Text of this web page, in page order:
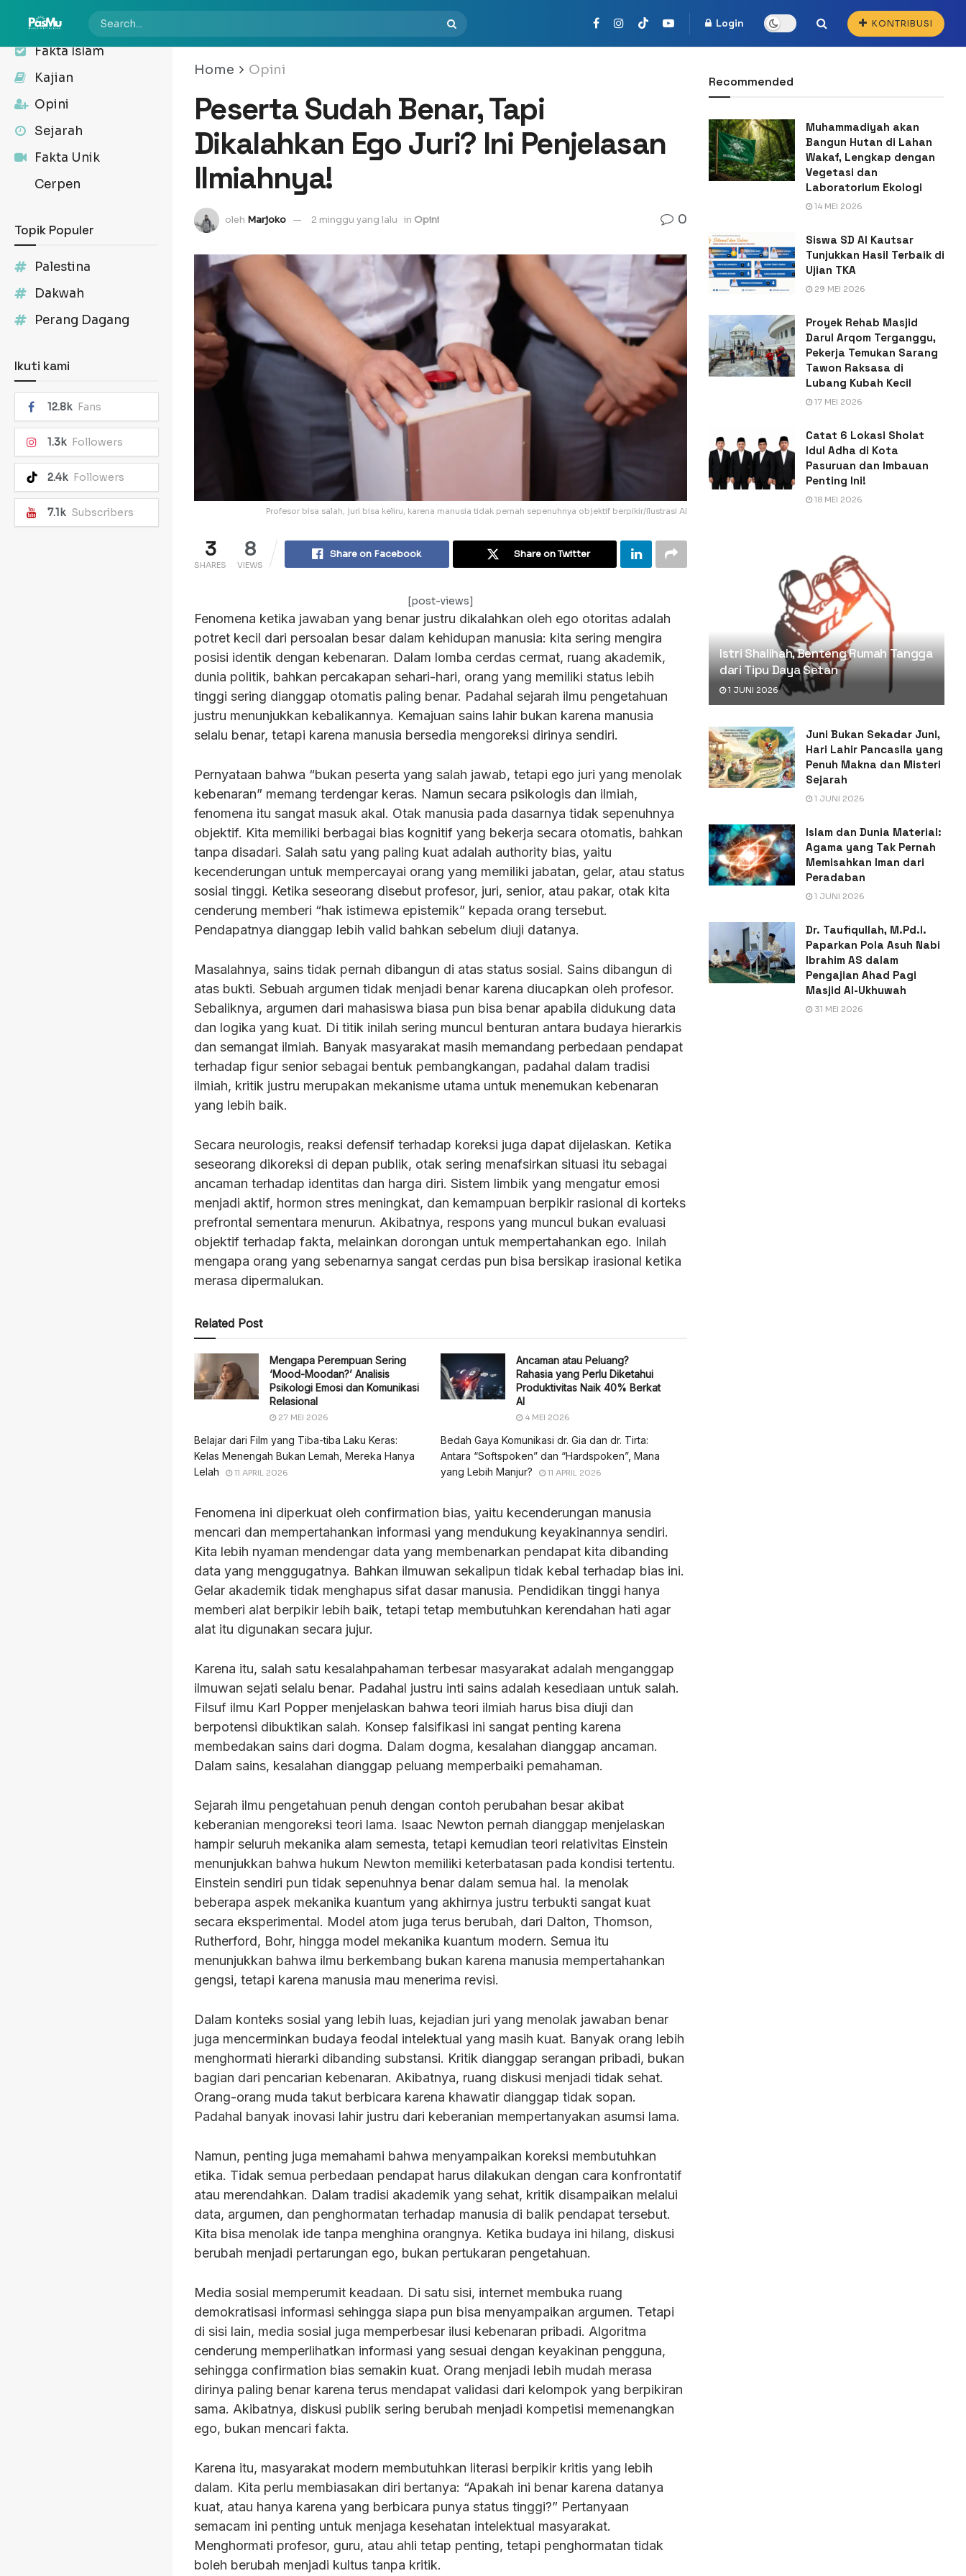
Kabar
Fakta Islam
Kajian
Opini
Sejarah
Fakta Unik
Cerpen
Topik Populer
Palestina
Dakwah
Perang Dagang
Ikuti kami
12.8k Fans
1.3k Followers
2.4k Followers
7.1k Subscribers
Login KONTRIBUSI
Home Opini
Peserta Sudah Benar, Tapi
Dikalahkan Ego Juri? Ini Penjelasan
Ilmiahnya!
oleh Marjoko 2 minggu yang lalu in Opini 0
Profesor bisa salah, juri bisa keliru, karena manusia tidak pernah sepenuhnya objektif berpikir/Ilustrasi AI
3
SHARES
8
VIEWS
Share on Facebook Share on Twitter
[post-views]
Fenomena ketika jawaban yang benar justru dikalahkan oleh ego otoritas adalah
potret kecil dari persoalan besar dalam kehidupan manusia: kita sering mengira
posisi identik dengan kebenaran. Dalam lomba cerdas cermat, ruang akademik,
dunia politik, bahkan percakapan sehari-hari, orang yang memiliki status lebih
tinggi sering dianggap otomatis paling benar. Padahal sejarah ilmu pengetahuan
justru menunjukkan kebalikannya. Kemajuan sains lahir bukan karena manusia
selalu benar, tetapi karena manusia bersedia mengoreksi dirinya sendiri.
Pernyataan bahwa “bukan peserta yang salah jawab, tetapi ego juri yang menolak
kebenaran” memang terdengar keras. Namun secara psikologis dan ilmiah,
fenomena itu sangat masuk akal. Otak manusia pada dasarnya tidak sepenuhnya
objektif. Kita memiliki berbagai bias kognitif yang bekerja secara otomatis, bahkan
tanpa disadari. Salah satu yang paling kuat adalah authority bias, yaitu
kecenderungan untuk mempercayai orang yang memiliki jabatan, gelar, atau status
sosial tinggi. Ketika seseorang disebut profesor, juri, senior, atau pakar, otak kita
cenderung memberi “hak istimewa epistemik” kepada orang tersebut.
Pendapatnya dianggap lebih valid bahkan sebelum diuji datanya.
Masalahnya, sains tidak pernah dibangun di atas status sosial. Sains dibangun di
atas bukti. Sebuah argumen tidak menjadi benar karena diucapkan oleh profesor.
Sebaliknya, argumen dari mahasiswa biasa pun bisa benar apabila didukung data
dan logika yang kuat. Di titik inilah sering muncul benturan antara budaya hierarkis
dan semangat ilmiah. Banyak masyarakat masih memandang perbedaan pendapat
terhadap figur senior sebagai bentuk pembangkangan, padahal dalam tradisi
ilmiah, kritik justru merupakan mekanisme utama untuk menemukan kebenaran
yang lebih baik.
Secara neurologis, reaksi defensif terhadap koreksi juga dapat dijelaskan. Ketika
seseorang dikoreksi di depan publik, otak sering menafsirkan situasi itu sebagai
ancaman terhadap identitas dan harga diri. Sistem limbik yang mengatur emosi
menjadi aktif, hormon stres meningkat, dan kemampuan berpikir rasional di korteks
prefrontal sementara menurun. Akibatnya, respons yang muncul bukan evaluasi
objektif terhadap fakta, melainkan dorongan untuk mempertahankan ego. Inilah
mengapa orang yang sebenarnya sangat cerdas pun bisa bersikap irasional ketika
merasa dipermalukan.
Related Post
Mengapa Perempuan Sering
‘Mood-Moodan?’ Analisis
Psikologi Emosi dan Komunikasi
Relasional
27 MEI 2026
Ancaman atau Peluang?
Rahasia yang Perlu Diketahui
Produktivitas Naik 40% Berkat
AI
4 MEI 2026
Belajar dari Film yang Tiba-tiba Laku Keras:
Kelas Menengah Bukan Lemah, Mereka Hanya
Lelah
11 APRIL 2026
Bedah Gaya Komunikasi dr. Gia dan dr. Tirta:
Antara “Softspoken” dan “Hardspoken”, Mana
yang Lebih Manjur?
11 APRIL 2026
Fenomena ini diperkuat oleh confirmation bias, yaitu kecenderungan manusia
mencari dan mempertahankan informasi yang mendukung keyakinannya sendiri.
Kita lebih nyaman mendengar data yang membenarkan pendapat kita dibanding
data yang menggugatnya. Bahkan ilmuwan sekalipun tidak kebal terhadap bias ini.
Gelar akademik tidak menghapus sifat dasar manusia. Pendidikan tinggi hanya
memberi alat berpikir lebih baik, tetapi tetap membutuhkan kerendahan hati agar
alat itu digunakan secara jujur.
Karena itu, salah satu kesalahpahaman terbesar masyarakat adalah menganggap
ilmuwan sejati selalu benar. Padahal justru inti sains adalah kesediaan untuk salah.
Filsuf ilmu Karl Popper menjelaskan bahwa teori ilmiah harus bisa diuji dan
berpotensi dibuktikan salah. Konsep falsifikasi ini sangat penting karena
membedakan sains dari dogma. Dalam dogma, kesalahan dianggap ancaman.
Dalam sains, kesalahan dianggap peluang memperbaiki pemahaman.
Sejarah ilmu pengetahuan penuh dengan contoh perubahan besar akibat
keberanian mengoreksi teori lama. Isaac Newton pernah dianggap menjelaskan
hampir seluruh mekanika alam semesta, tetapi kemudian teori relativitas Einstein
menunjukkan bahwa hukum Newton memiliki keterbatasan pada kondisi tertentu.
Einstein sendiri pun tidak sepenuhnya benar dalam semua hal. Ia menolak
beberapa aspek mekanika kuantum yang akhirnya justru terbukti sangat kuat
secara eksperimental. Model atom juga terus berubah, dari Dalton, Thomson,
Rutherford, Bohr, hingga model mekanika kuantum modern. Semua itu
menunjukkan bahwa ilmu berkembang bukan karena manusia mempertahankan
gengsi, tetapi karena manusia mau menerima revisi.
Dalam konteks sosial yang lebih luas, kejadian juri yang menolak jawaban benar
juga mencerminkan budaya feodal intelektual yang masih kuat. Banyak orang lebih
menghormati hierarki dibanding substansi. Kritik dianggap serangan pribadi, bukan
bagian dari pencarian kebenaran. Akibatnya, ruang diskusi menjadi tidak sehat.
Orang-orang muda takut berbicara karena khawatir dianggap tidak sopan.
Padahal banyak inovasi lahir justru dari keberanian mempertanyakan asumsi lama.
Namun, penting juga memahami bahwa menyampaikan koreksi membutuhkan
etika. Tidak semua perbedaan pendapat harus dilakukan dengan cara konfrontatif
atau merendahkan. Dalam tradisi akademik yang sehat, kritik disampaikan melalui
data, argumen, dan penghormatan terhadap manusia di balik pendapat tersebut.
Kita bisa menolak ide tanpa menghina orangnya. Ketika budaya ini hilang, diskusi
berubah menjadi pertarungan ego, bukan pertukaran pengetahuan.
Media sosial memperumit keadaan. Di satu sisi, internet membuka ruang
demokratisasi informasi sehingga siapa pun bisa menyampaikan argumen. Tetapi
di sisi lain, media sosial juga memperbesar ilusi kebenaran pribadi. Algoritma
cenderung memperlihatkan informasi yang sesuai dengan keyakinan pengguna,
sehingga confirmation bias semakin kuat. Orang menjadi lebih mudah merasa
dirinya paling benar karena terus mendapat validasi dari kelompok yang berpikiran
sama. Akibatnya, diskusi publik sering berubah menjadi kompetisi memenangkan
ego, bukan mencari fakta.
Karena itu, masyarakat modern membutuhkan literasi berpikir kritis yang lebih
dalam. Kita perlu membiasakan diri bertanya: “Apakah ini benar karena datanya
kuat, atau hanya karena yang berbicara punya status tinggi?” Pertanyaan
semacam ini penting untuk menjaga kesehatan intelektual masyarakat.
Menghormati profesor, guru, atau ahli tetap penting, tetapi penghormatan tidak
boleh berubah menjadi kultus tanpa kritik.
Recommended
Muhammadiyah akan
Bangun Hutan di Lahan
Wakaf, Lengkap dengan
Vegetasi dan
Laboratorium Ekologi
14 MEI 2026
Siswa SD Al Kautsar
Tunjukkan Hasil Terbaik di
Ujian TKA
29 MEI 2026
Proyek Rehab Masjid
Darul Arqom Terganggu,
Pekerja Temukan Sarang
Tawon Raksasa di
Lubang Kubah Kecil
17 MEI 2026
Catat 6 Lokasi Sholat
Idul Adha di Kota
Pasuruan dan Imbauan
Penting Ini!
18 MEI 2026
Istri Shalihah, Benteng Rumah Tangga
dari Tipu Daya Setan
1 JUNI 2026
Juni Bukan Sekadar Juni,
Hari Lahir Pancasila yang
Penuh Makna dan Misteri
Sejarah
1 JUNI 2026
Islam dan Dunia Material:
Agama yang Tak Pernah
Memisahkan Iman dari
Peradaban
1 JUNI 2026
Dr. Taufiqullah, M.Pd.I.
Paparkan Pola Asuh Nabi
Ibrahim AS dalam
Pengajian Ahad Pagi
Masjid Al-Ukhuwah
31 MEI 2026